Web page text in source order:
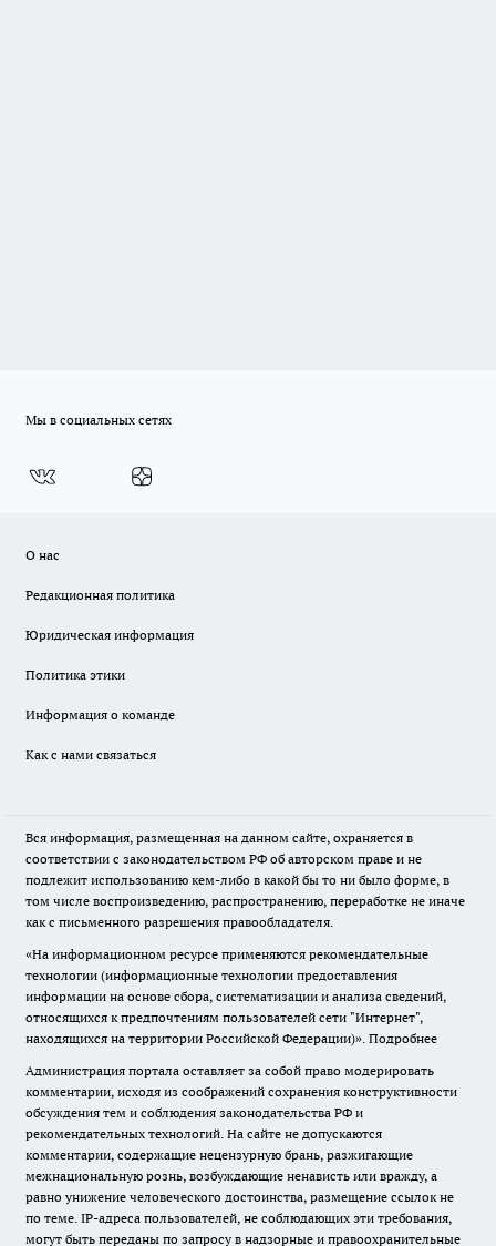
Мы в социальных сетях
О нас
Редакционная политика
Юридическая информация
Политика этики
Информация о команде
Как с нами связаться
Вся информация, размещенная на данном сайте, охраняется в
соответствии с законодательством РФ об авторском праве и не
подлежит использованию кем-либо в какой бы то ни было форме, в
том числе воспроизведению, распространению, переработке не иначе
как с письменного разрешения правообладателя.
«На информационном ресурсе применяются рекомендательные
технологии (информационные технологии предоставления
информации на основе сбора, систематизации и анализа сведений,
относящихся к предпочтениям пользователей сети "Интернет",
находящихся на территории Российской Федерации)». Подробнее
Администрация портала оставляет за собой право модерировать
комментарии, исходя из соображений сохранения конструктивности
обсуждения тем и соблюдения законодательства РФ и
рекомендательных технологий. На сайте не допускаются
комментарии, содержащие нецензурную брань, разжигающие
межнациональную рознь, возбуждающие ненависть или вражду, а
равно унижение человеческого достоинства, размещение ссылок не
по теме. IP-адреса пользователей, не соблюдающих эти требования,
могут быть переданы по запросу в надзорные и правоохранительные